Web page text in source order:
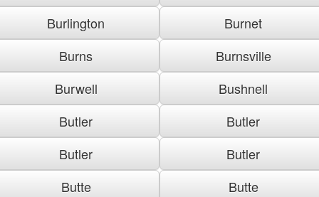
Burlington
Burnet
Burns
Burnsville
Burwell
Bushnell
Butler
Butler
Butler
Butler
Butte
Butte